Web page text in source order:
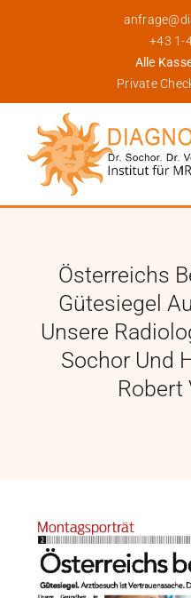
+43 1-
Alle
Private
Leistungen
Für Patienten
Termin/Wartezeiten
Kontakt
Österreichs
Gütesiegel
Unsere
Sochor Und
Robert